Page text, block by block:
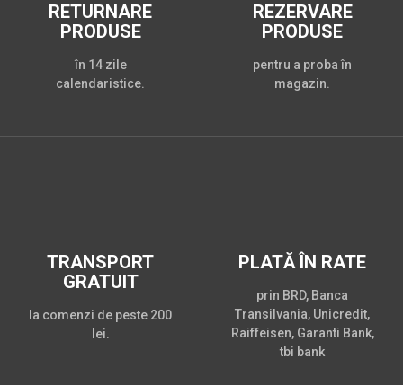
RETURNARE
PRODUSE
în 14 zile
calendaristice.
REZERVARE
PRODUSE
pentru a proba în
magazin.
TRANSPORT
GRATUIT
la comenzi de peste 200
lei.
PLATĂ ÎN RATE
prin BRD, Banca
Transilvania, Unicredit,
Raiffeisen, Garanti Bank,
tbi bank